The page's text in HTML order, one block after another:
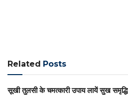
Related Posts
सूखी तुलसी के चमत्कारी उपाय लायें सुख समृद्धि